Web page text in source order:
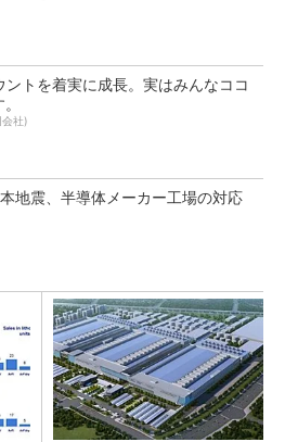
ントを着実に成長。実はみんなココ
社)
地震、半導体メーカー工場の対応